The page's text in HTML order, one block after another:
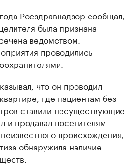
Росздравнадзор сообщал,
была признана
ведомством.
проводились
что он проводил
где пациентам без
ставили несуществующие
и продавал посетителям
происхождения,
обнаружила наличие